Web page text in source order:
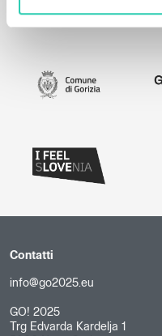
Contatti
info@go2025.eu
GO! 2025
Trg Edvarda Kardelja 1